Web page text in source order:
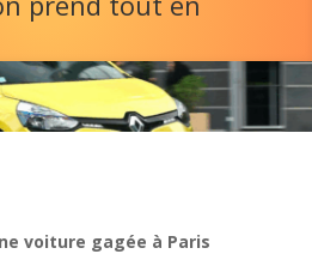
voiture gagée à Paris